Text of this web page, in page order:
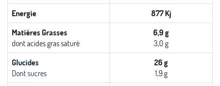
Energie
877 Kj
Matières Grasses
dont acides gras saturé
6,9 g
3,0 g
Glucides
Dont sucres
26 g
1,9 g